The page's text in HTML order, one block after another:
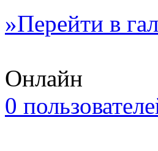
»Перейти в
Онлайн
0